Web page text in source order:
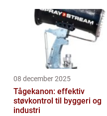
08 december 2025
Tågekanon: effektiv
støvkontrol til byggeri og
industri